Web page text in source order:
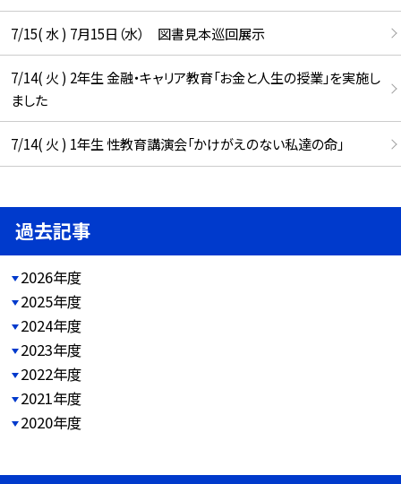
7/15( 水 ) 7月15日（水） 図書見本巡回展示
7/14( 火 ) 2年生 金融・キャリア教育「お金と人生の授業」を実施し
ました
7/14( 火 ) 1年生 性教育講演会「かけがえのない私達の命」
過去記事
2026年度
2025年度
2024年度
2023年度
2022年度
2021年度
2020年度